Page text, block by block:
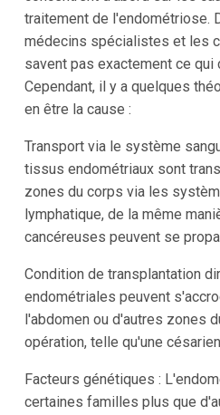
traitement de l'endométriose.
médecins spécialistes et les
savent pas exactement ce qui
Cependant, il y a quelques
en être la cause :
Transport via le système
tissus endométriaux sont
zones du corps via les
lymphatique, de la même
cancéreuses peuvent se
Condition de transplantation
endométriales peuvent
l'abdomen ou d'autres zones
opération, telle qu'une
Facteurs génétiques :
certaines familles plus que